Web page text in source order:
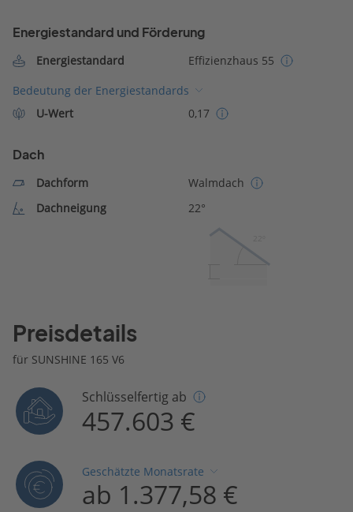
Energiestandard und Förderung
Energiestandard
Effizienzhaus 55
Bedeutung der Energiestandards
U-Wert
0,17
Dach
Dachform
Walmdach
Dachneigung
22°
Preisdetails
für SUNSHINE 165 V6
Schlüsselfertig ab
457.603 €
Geschätzte Monatsrate
ab 1.377,58 €